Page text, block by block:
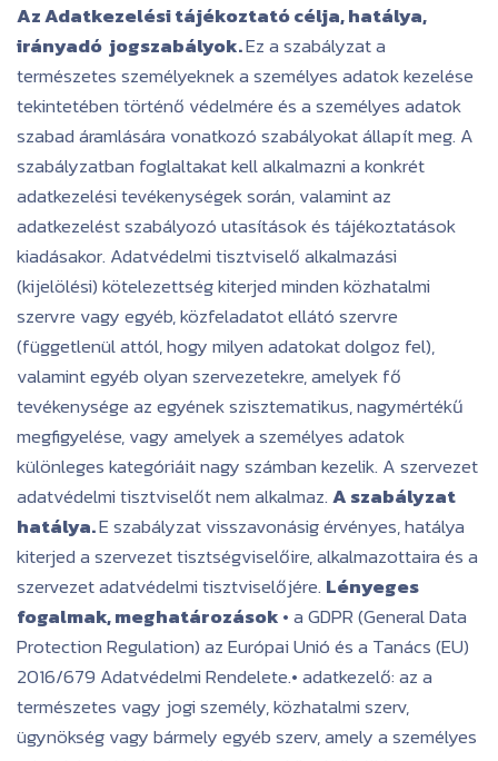
Az Adatkezelési tájékoztató célja, hatálya,
irányadó jogszabályok.Ez a szabályzat a
természetes személyeknek a személyes adatok kezelése
tekintetében történő védelmére és a személyes adatok
szabad áramlására vonatkozó szabályokat állapít meg. A
szabályzatban foglaltakat kell alkalmazni a konkrét
adatkezelési tevékenységek során, valamint az
adatkezelést szabályozó utasítások és tájékoztatások
kiadásakor. Adatvédelmi tisztviselő alkalmazási
(kijelölési) kötelezettség kiterjed minden közhatalmi
szervre vagy egyéb, közfeladatot ellátó szervre
(függetlenül attól, hogy milyen adatokat dolgoz fel),
valamint egyéb olyan szervezetekre, amelyek fő
tevékenysége az egyének szisztematikus, nagymértékű
megfigyelése, vagy amelyek a személyes adatok
különleges kategóriáit nagy számban kezelik. A szervezet
adatvédelmi tisztviselőt nem alkalmaz.A szabályzat
hatálya.E szabályzat visszavonásig érvényes, hatálya
kiterjed a szervezet tisztségviselőire, alkalmazottaira és a
szervezet adatvédelmi tisztviselőjére. Lényeges
fogalmak, meghatározások• a GDPR (General Data
Protection Regulation) az Európai Unió és a Tanács (EU)
2016/679 Adatvédelmi Rendelete.• adatkezelő: az a
természetes vagy jogi személy, közhatalmi szerv,
ügynökség vagy bármely egyéb szerv, amely a személyes